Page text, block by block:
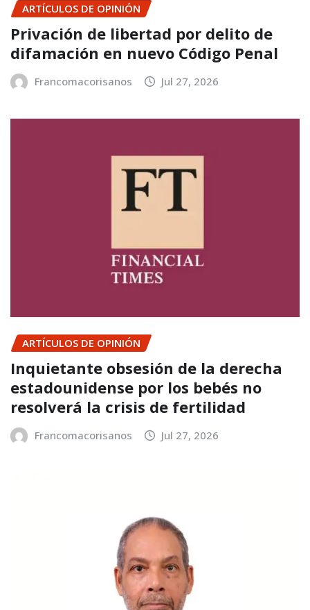
ARTÍCULOS DE OPINIÓN
Privación de libertad por delito de
difamación en nuevo Código Penal
Francomacorisanos Jul 27, 2026
ARTÍCULOS DE OPINIÓN
Inquietante obsesión de la derecha
estadounidense por los bebés no
resolverá la crisis de fertilidad
Francomacorisanos Jul 27, 2026